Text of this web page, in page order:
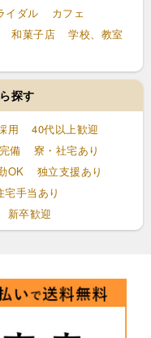
イダル
カフェ
和菓子店
学校、教室
探す
用
40代以上歓迎
備
寮・社宅あり
OK
独立支援あり
宅手当あり
新卒歓迎